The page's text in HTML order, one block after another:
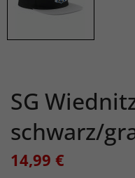
SG
schwarz/
14,99 €